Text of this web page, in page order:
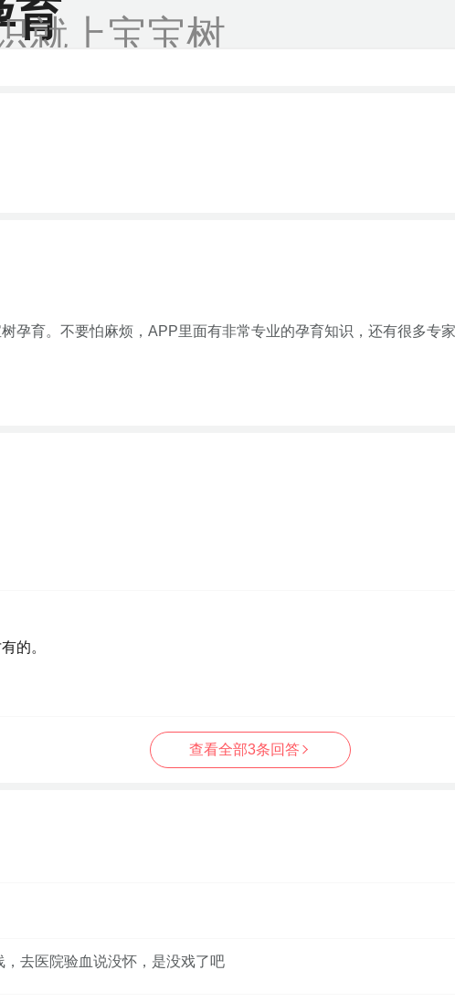
育
就上宝宝树
孕育。不要怕麻烦，APP里面有非常专业的孕育知识，还有很多专
的。
查看全部3条回答
，去医院验血说没怀，是没戏了吧